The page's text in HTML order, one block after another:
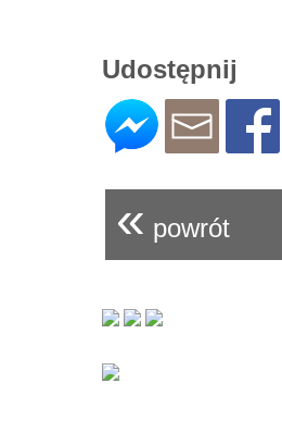
Udostępnij
« powrót